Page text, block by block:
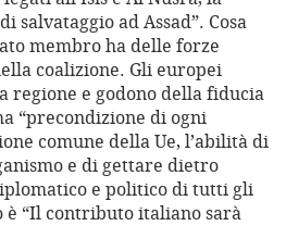
salvataggio ad Assad”. Cosa
membro ha delle forze
coalizione. Gli europei
regione e godono della fiducia
“precondizione di ogni
comune della Ue, l’abilità di
e di gettare dietro
e politico di tutti gli
“Il contributo italiano sarà